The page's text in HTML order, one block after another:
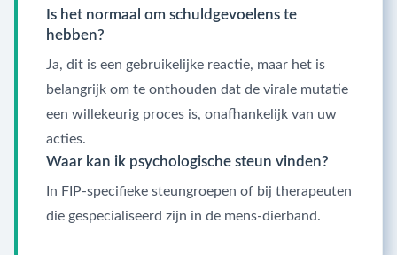
Is het normaal om schuldgevoelens te
hebben?
Ja, dit is een gebruikelijke reactie, maar het is
belangrijk om te onthouden dat de virale mutatie
een willekeurig proces is, onafhankelijk van uw
acties.
Waar kan ik psychologische steun vinden?
In FIP-specifieke steungroepen of bij therapeuten
die gespecialiseerd zijn in de mens-dierband.